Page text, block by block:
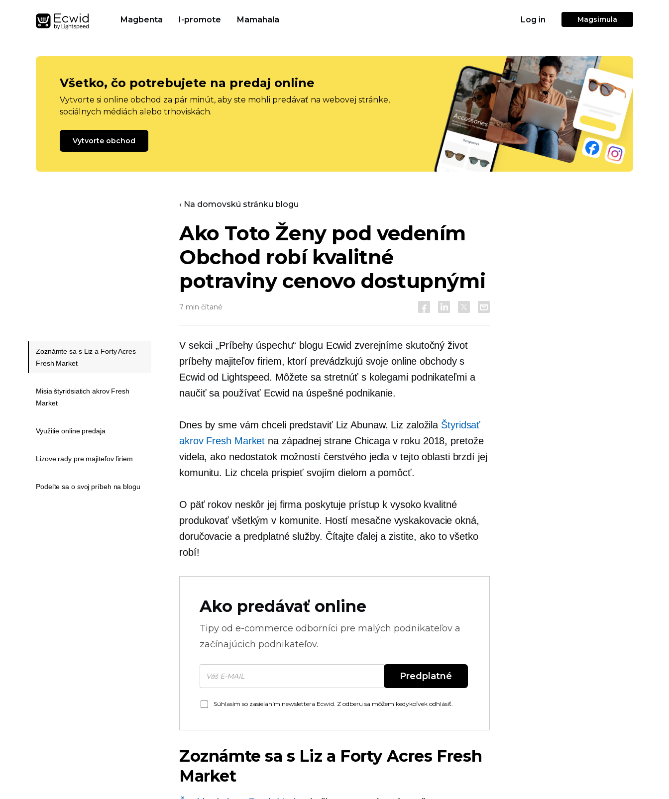
Magbenta I-promote Mamahala Log in Magsimula
Všetko, čo potrebujete na predaj online
Vytvorte si online obchod za pár minút, aby ste mohli predávať na webovej stránke,
sociálnych médiách alebo trhoviskách.
Vytvorte obchod
‹ Na domovskú stránku blogu
Ako Toto Ženy pod vedením
Obchod robí kvalitné
potraviny cenovo dostupnými
7 min čítané
V sekcii „Príbehy úspechu“ blogu Ecwid zverejníme skutočný život
príbehy majiteľov firiem, ktorí prevádzkujú svoje online obchody s
Ecwid od Lightspeed. Môžete sa stretnúť s kolegami podnikateľmi a
naučiť sa používať Ecwid na úspešné podnikanie.
Dnes by sme vám chceli predstaviť Liz Abunaw. Liz založila Štyridsať
akrov Fresh Market na západnej strane Chicaga v roku 2018, pretože
videla, ako nedostatok možností čerstvého jedla v tejto oblasti brzdí jej
komunitu. Liz chcela prispieť svojím dielom a pomôcť.
O päť rokov neskôr jej firma poskytuje prístup kvysoko kvalitné
produkovať všetkým v komunite. Hostí mesačne vyskakovacie okná,
doručovacie a predplatné služby. Čítajte ďalej a zistite, ako to všetko
robí!
Ako predávať online
Tipy od e-commerce odborníci pre malých podnikateľov a
začínajúcich podnikateľov.
Predplatné
Súhlasím so zasielaním newslettera Ecwid. Z odberu sa môžem kedykoľvek odhlásiť.
Zoznámte sa s Liz a Forty Acres Fresh
Market
Zoznámte sa s Liz a Forty Acres
Fresh Market
Misia štyridsiatich akrov Fresh
Market
Využitie online predaja
Lizove rady pre majiteľov firiem
Podeľte sa o svoj príbeh na blogu